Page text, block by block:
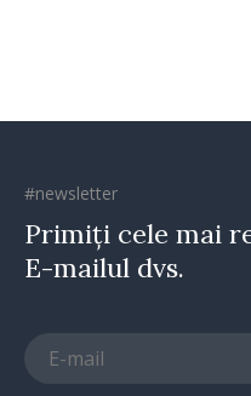
#newsletter
Primiți cele mai
E-mailul dvs.